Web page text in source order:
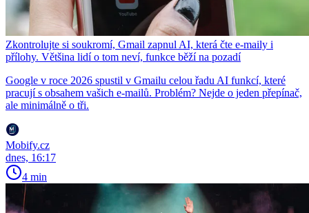
Zkontrolujte si soukromí, Gmail zapnul AI, která čte e-maily i
přílohy. Většina lidí o tom neví, funkce běží na pozadí
Google v roce 2026 spustil v Gmailu celou řadu AI funkcí, které
pracují s obsahem vašich e-mailů. Problém? Nejde o jeden přepínač,
ale minimálně o tři.
Mobify.cz
dnes, 16:17
4 min